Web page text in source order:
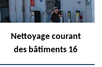
Nettoyage courant
des bâtiments 16